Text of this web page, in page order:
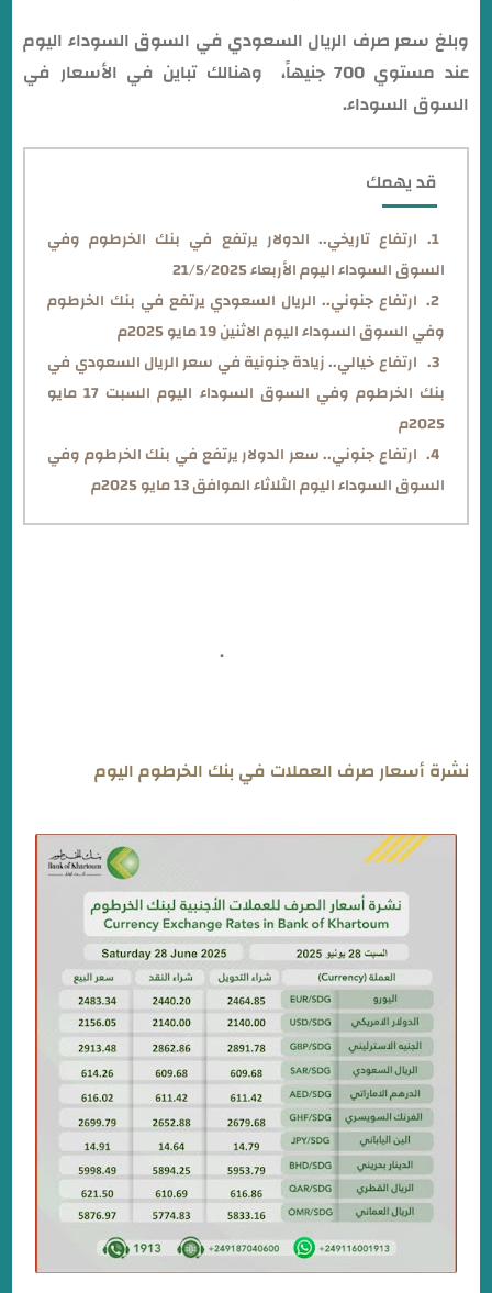
وبلغ سعر صرف الريال السعودي في السوق السوداء اليوم
عند مستوي 700 جنيهاً، وهنالك تباين في الأسعار في
السوق السوداء.
قد يهمك
ارتفاع تاريخي.. الدولار يرتفع في بنك الخرطوم وفي
السوق السوداء اليوم الأربعاء 21/5/2025
ارتفاع جنوني.. الريال السعودي يرتفع في بنك الخرطوم
وفي السوق السوداء اليوم الاثنين 19 مايو 2025م
ارتفاع خيالي.. زيادة جنونية في سعر الريال السعودي في
بنك الخرطوم وفي السوق السوداء اليوم السبت 17 مايو
2025م
ارتفاع جنوني.. سعر الدولار يرتفع في بنك الخرطوم وفي
السوق السوداء اليوم الثلاثاء الموافق 13 مايو 2025م
.
نشرة أسعار صرف العملات في بنك الخرطوم اليوم